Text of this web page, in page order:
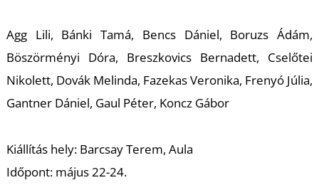
Agg Lili, Bánki Tamá, Bencs Dániel, Boruzs Ádám,
Böszörményi Dóra, Breszkovics Bernadett, Cselőtei
Nikolett, Dovák Melinda, Fazekas Veronika, Frenyó Júlia,
Gantner Dániel, Gaul Péter, Koncz Gábor
Kiállítás hely: Barcsay Terem, Aula
Időpont: május 22-24.